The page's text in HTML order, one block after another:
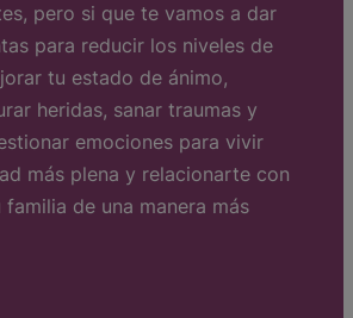
pero si que te vamos a dar
para reducir los niveles de
tu estado de ánimo,
heridas, sanar traumas y
emociones para vivir
más plena y relacionarte con
de una manera más